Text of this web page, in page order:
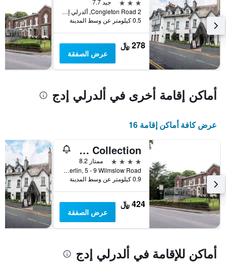
يعرض
فئات
الفنادق
بالنجوم.
يتضمن
المخطط
1
الذي
يعرض
سعر
هذا
الأسبوع
خلال
آخر
3
جيد 7.7
2 Congleton Road, ألدرلي إدج, المملكة المتحدة
0.5 كيلومتر عن وسط المدينة
278 ﷼
عرض الصفقة
أماكن إقامة أخرى في ألدرلي إدج
عرض كافة أماكن إقامة 16
The Merlin by Innkeeper's Collection
4 نجوم
ممتاز 8.2
The Merlin, 5 - 9 Wilmslow Road, ألدرلي إدج, المملكة المتحدة
0.9 كيلومتر عن وسط المدينة
424 ﷼
عرض الصفقة
أماكن للإقامة في ألدرلي إدج